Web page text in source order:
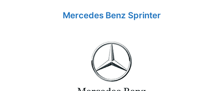
Mercedes Benz Sprinter